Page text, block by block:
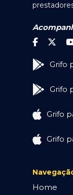
Grifo
Grifo
Grifo
Grifo
Home